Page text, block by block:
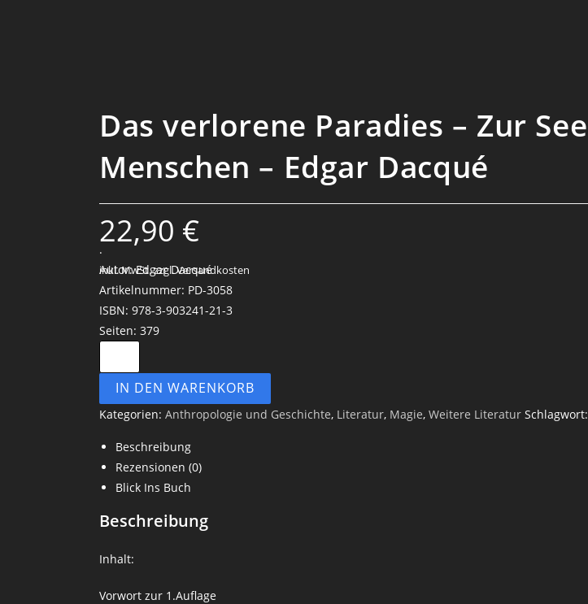
Das verlorene Paradies – Zur
Menschen – Edgar Dacqué
22,90 €
inkl. MwSt.zzgl. Versandkosten
.
Autor: Edgar Dacqué
Artikelnummer: PD-3058
ISBN: 978-3-903241-21-3
Seiten: 379
IN DEN WARENKORB
Kategorien: Anthropologie und Geschichte, Literatur, Magie, Weitere Literatur Schlagwort:
Beschreibung
Rezensionen (0)
Blick Ins Buch
Beschreibung
Inhalt:
Vorwort zur 1.Auflage